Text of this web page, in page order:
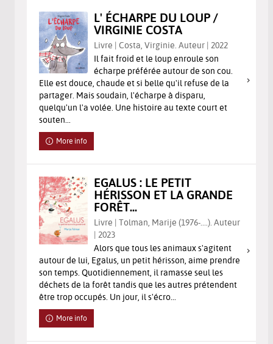
L' ÉCHARPE DU LOUP /
VIRGINIE COSTA
Livre | Costa, Virginie. Auteur | 2022
Il fait froid et le loup enroule son
écharpe préférée autour de son cou.
Elle est douce, chaude et si belle qu'il refuse de la
partager. Mais soudain, l'écharpe à disparu,
quelqu'un l'a volée. Une histoire au texte court et
souten...
More info
EGALUS : LE PETIT
HÉRISSON ET LA GRANDE
FORÊT...
Livre | Tolman, Marije (1976-....). Auteur
| 2023
Alors que tous les animaux s'agitent
autour de lui, Egalus, un petit hérisson, aime prendre
son temps. Quotidiennement, il ramasse seul les
déchets de la forêt tandis que les autres prétendent
être trop occupés. Un jour, il s'écro...
More info